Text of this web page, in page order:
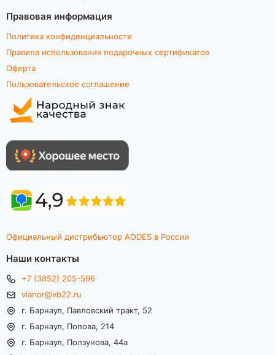
Правовая информация
Политика конфиденциальности
Правила использования подарочных сертификатов
Оферта
Пользовательское соглашение
Официальный дистрибьютор AODES в России
Наши контакты
+7 (3852) 205-596
vianor@vb22.ru
г. Барнаул, Павловский тракт, 52
г. Барнаул, Попова, 214
г. Барнаул, Ползунова, 44а